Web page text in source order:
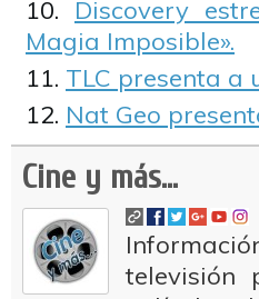
Discovery
Magia Imposible».
TLC presenta a
Nat Geo
Cine y más...
televisión